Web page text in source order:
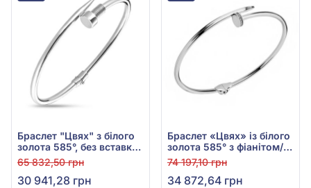
Браслет "Цвях" з білого
золота 585°, без вставки,
арт. 322534б
65 832,50 грн
30 941,28 грн
Браслет «Цвях» із білого
золота 585° з фіанітом/
куб.цирконієм, арт.
325123б
74 197,10 грн
34 872,64 грн